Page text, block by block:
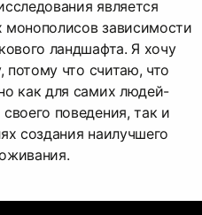
является
зависимости
ландшафта. Я хочу
потому что считаю, что
как для самих людей-
поведения, так и
создания наилучшего